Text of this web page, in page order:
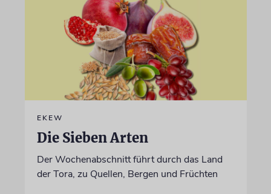
EKEW
Die Sieben Arten
Der Wochenabschnitt führt durch das Land
der Tora, zu Quellen, Bergen und Früchten